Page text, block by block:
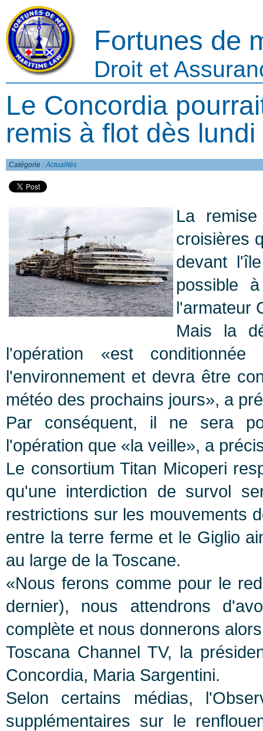
Fortunes de
Droit et
Le Concordia
remis à flot dès lundi
Catégorie :Actualités
La
croisières
devant
possible
l'armateur
Mais la
l'opération «est
l'environnement et devra être
météo des prochains jours», a
Par conséquent, il ne sera
l'opération que «la veille», a
Le consortium Titan Micoperi
qu'une interdiction de survol
restrictions sur les mouvements
entre la terre ferme et le Giglio
au large de la Toscane.
«Nous ferons comme pour le
dernier), nous attendrons
complète et nous donnerons
Toscana Channel TV, la
Concordia, Maria Sargentini.
Selon certains médias,
supplémentaires sur le